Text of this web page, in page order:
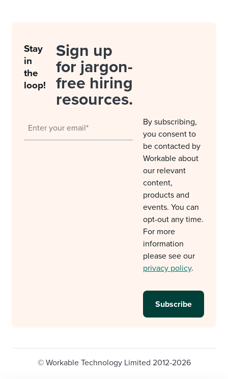
Stay
in
the
loop!
Sign up
for jargon-
free hiring
resources.
By subscribing,
you consent to
be contacted by
Workable about
our relevant
content,
products and
events. You can
opt-out any time.
For more
information
please see our
privacy policy.
© Workable Technology Limited 2012-2026